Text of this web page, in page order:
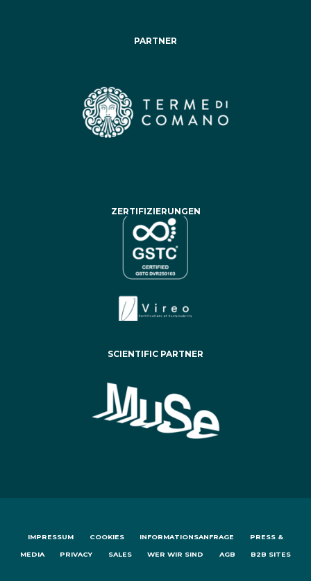
PARTNER
ZERTIFIZIERUNGEN
SCIENTIFIC PARTNER
IMPRESSUM COOKIES INFORMATIONSANFRAGE PRESS &
MEDIA PRIVACY SALES WER WIR SIND AGB B2B SITES